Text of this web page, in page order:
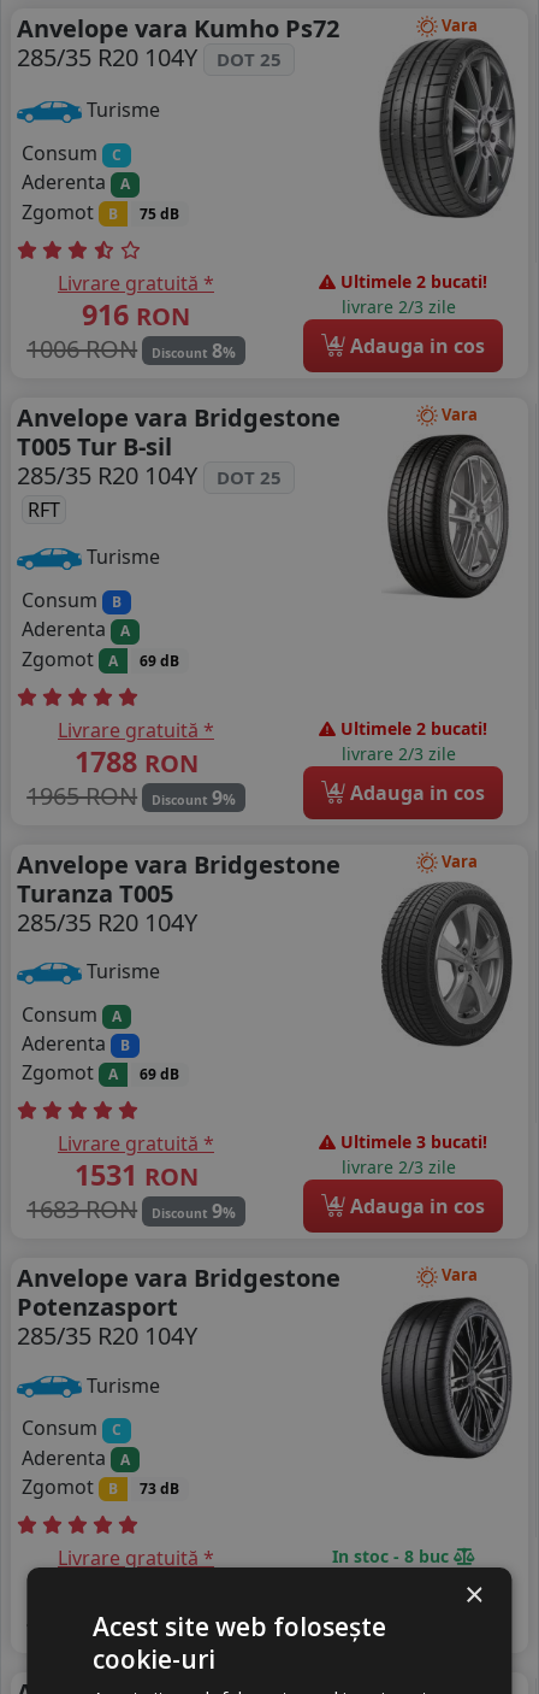
Vara
Anvelope vara Kumho Ps72
285/35 R20 104Y
DOT 25
Turisme
Consum
C
Aderenta A
Zgomot B 75 dB
Livrare gratuită *
916 RON
1006 RON
Discount 8%
Ultimele 2 bucati!
livrare 2/3 zile
4 Adauga in cos
Vara
Anvelope vara Bridgestone
T005 Tur B-sil
285/35 R20 104Y
DOT 25
RFT
Turisme
Consum
B
Aderenta A
Zgomot A 69 dB
Livrare gratuită *
1788 RON
1965 RON
Discount 9%
Ultimele 2 bucati!
livrare 2/3 zile
4 Adauga in cos
Vara
Anvelope vara Bridgestone
Turanza T005
285/35 R20 104Y
Turisme
Consum
A
Aderenta B
Zgomot A 69 dB
Livrare gratuită *
1531 RON
1683 RON
Discount 9%
Ultimele 3 bucati!
livrare 2/3 zile
4 Adauga in cos
Vara
Anvelope vara Bridgestone
Potenzasport
285/35 R20 104Y
Turisme
Consum
C
Aderenta A
Zgomot B 73 dB
Livrare gratuită *
1363 RON
Discount 9%
In stoc - 8 buc
4 Adauga in cos
×
Acest site web folosește
cookie-uri